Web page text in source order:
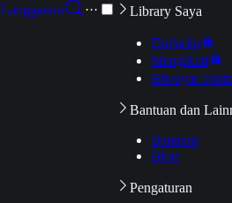
Langganan
··· Library Saya
Daftarku
Mengikuti
Riwayat
Bantuan dan
Bantuan
Blog
Pengaturan